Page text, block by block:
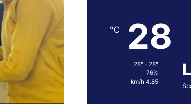
28
℃
28º - 28º
76%
4.85 km/h